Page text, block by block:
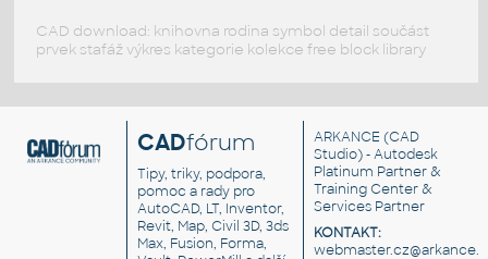
CAD download: knihovna rodina symbol detail součást
prvek stafáž výkres kategorie kolekce free block library
CADfórum
Tipy, triky, podpora,
pomoc a rady pro
AutoCAD, LT, Inventor,
Revit, Map, Civil 3D, 3ds
Max, Fusion, Forma,
ARKANCE (CAD
Studio) - Autodesk
Platinum Partner &
Training Center &
Services Partner
KONTAKT: